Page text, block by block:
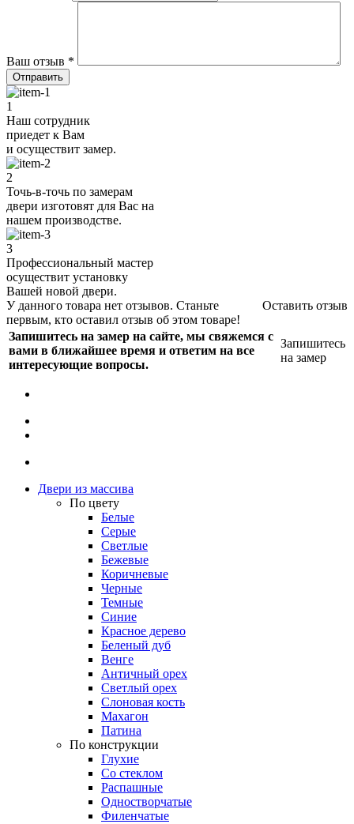
Ваш отзыв *
1
Наш сотрудник
приедет к Вам
и осуществит замер.
2
Точь-в-точь по замерам
двери изготовят для Вас на
нашем производстве.
3
Профессиональный мастер
осуществит установку
Вашей новой двери.
Оставить отзыв
У данного товара нет отзывов. Станьте
первым, кто оставил отзыв об этом товаре!
Запишитесь на замер на сайте, мы свяжемся с
вами в ближайшее время и ответим на все
интересующие вопросы.
Запишитесь
на замер
Двери из массива
По цвету
Белые
Серые
Светлые
Бежевые
Коричневые
Черные
Темные
Синие
Красное дерево
Беленый дуб
Венге
Античный орех
Светлый орех
Слоновая кость
Махагон
Патина
По конструкции
Глухие
Со стеклом
Распашные
Одностворчатые
Филенчатые